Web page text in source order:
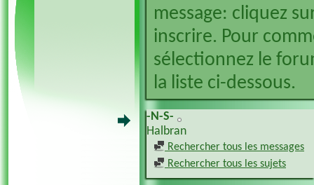
message: cliquez
inscrire. Pour
sélectionnez le
la liste ci-dessous.
-N-S-
Halbran
Rechercher tous les messages
Rechercher tous les sujets